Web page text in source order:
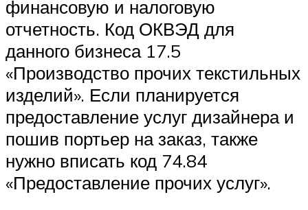
финансовую и налоговую
отчетность. Код ОКВЭД для
данного бизнеса 17.5
«Производство прочих текстильных
изделий». Если планируется
предоставление услуг дизайнера и
пошив портьер на заказ, также
нужно вписать код 74.84
«Предоставление прочих услуг».